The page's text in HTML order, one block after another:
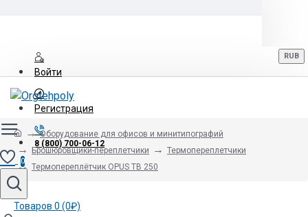
Войти
Регистрация
8 (800) 700-06-12
RUB
0
Товаров 0 (0₽)
Оборудование для офисов и минитипографий
Брошюровщики-переплетчики
Термопереплетчики
Термопереплётчик OPUS TB 250